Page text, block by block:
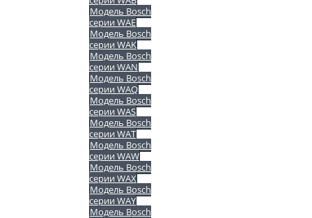
Модель Bosch
серии WAE
Модель Bosch
серии WAK
Модель Bosch
серии WAN
Модель Bosch
серии WAQ
Модель Bosch
серии WAS
Модель Bosch
серии WAT
Модель Bosch
серии WAW
Модель Bosch
серии WAX
Модель Bosch
серии WAY
Модель Bosch